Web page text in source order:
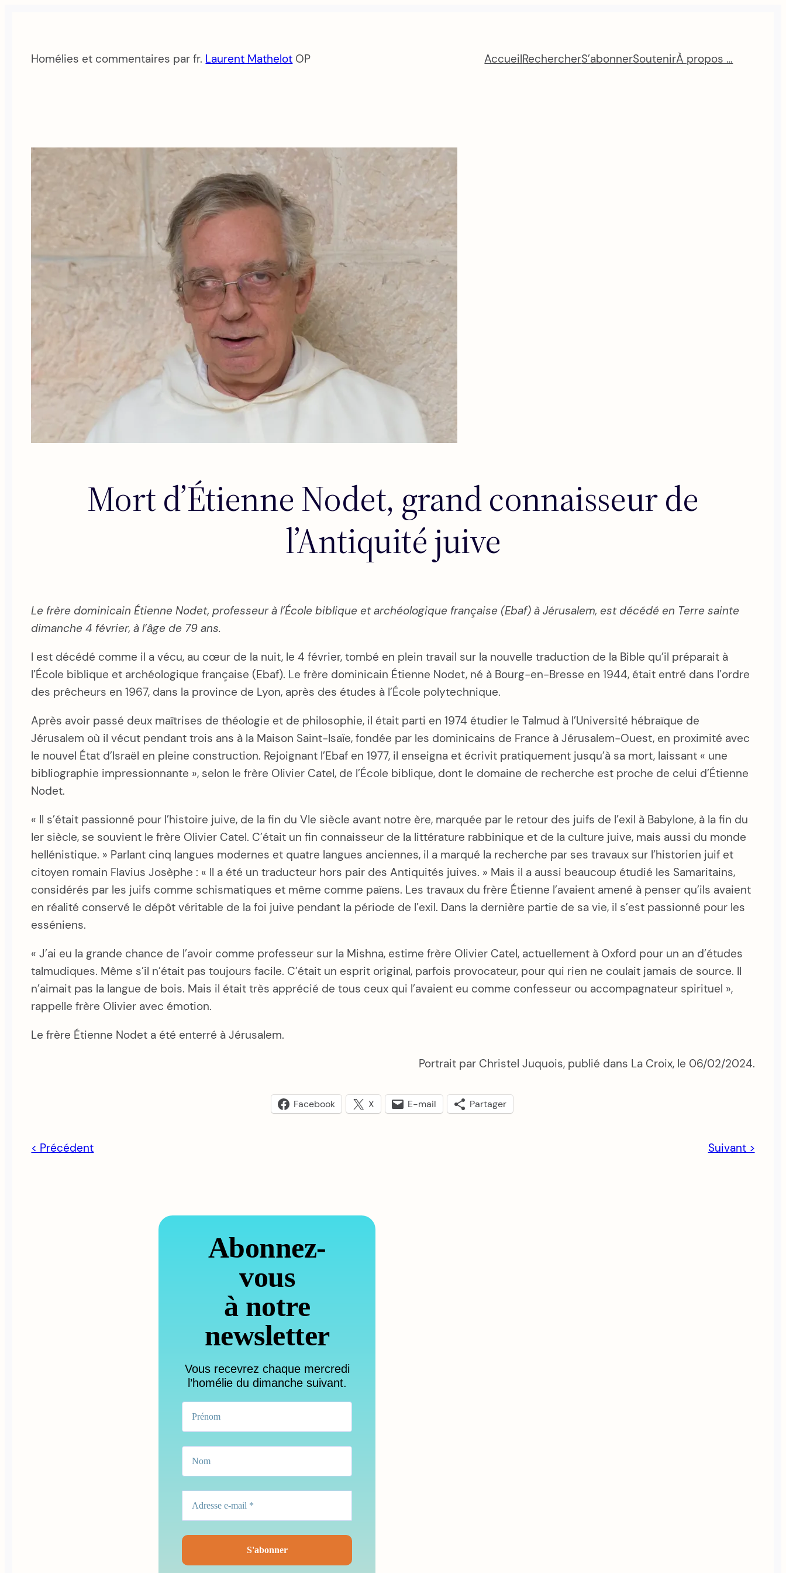
contenu
Homélies et commentaires par fr. Laurent Mathelot OP AccueilRechercherS’abonnerSoutenirÀ propos …
Mort d’Étienne Nodet, grand connaisseur de
l’Antiquité juive
Le frère dominicain Étienne Nodet, professeur à l’École biblique et archéologique française (Ebaf) à Jérusalem, est décédé en Terre sainte
dimanche 4 février, à l’âge de 79 ans.
l est décédé comme il a vécu, au cœur de la nuit, le 4 février, tombé en plein travail sur la nouvelle traduction de la Bible qu’il préparait à
l’École biblique et archéologique française (Ebaf). Le frère dominicain Étienne Nodet, né à Bourg-en-Bresse en 1944, était entré dans l’ordre
des prêcheurs en 1967, dans la province de Lyon, après des études à l’École polytechnique.
Après avoir passé deux maîtrises de théologie et de philosophie, il était parti en 1974 étudier le Talmud à l’Université hébraïque de
Jérusalem où il vécut pendant trois ans à la Maison Saint-Isaïe, fondée par les dominicains de France à Jérusalem-Ouest, en proximité avec
le nouvel État d’Israël en pleine construction. Rejoignant l’Ebaf en 1977, il enseigna et écrivit pratiquement jusqu’à sa mort, laissant « une
bibliographie impressionnante », selon le frère Olivier Catel, de l’École biblique, dont le domaine de recherche est proche de celui d’Étienne
Nodet.
« Il s’était passionné pour l’histoire juive, de la fin du VIe siècle avant notre ère, marquée par le retour des juifs de l’exil à Babylone, à la fin du
Ier siècle, se souvient le frère Olivier Catel. C’était un fin connaisseur de la littérature rabbinique et de la culture juive, mais aussi du monde
hellénistique. » Parlant cinq langues modernes et quatre langues anciennes, il a marqué la recherche par ses travaux sur l’historien juif et
citoyen romain Flavius Josèphe : « Il a été un traducteur hors pair des Antiquités juives. » Mais il a aussi beaucoup étudié les Samaritains,
considérés par les juifs comme schismatiques et même comme païens. Les travaux du frère Étienne l’avaient amené à penser qu’ils avaient
en réalité conservé le dépôt véritable de la foi juive pendant la période de l’exil. Dans la dernière partie de sa vie, il s’est passionné pour les
esséniens.
« J’ai eu la grande chance de l’avoir comme professeur sur la Mishna, estime frère Olivier Catel, actuellement à Oxford pour un an d’études
talmudiques. Même s’il n’était pas toujours facile. C’était un esprit original, parfois provocateur, pour qui rien ne coulait jamais de source. Il
n’aimait pas la langue de bois. Mais il était très apprécié de tous ceux qui l’avaient eu comme confesseur ou accompagnateur spirituel »,
rappelle frère Olivier avec émotion.
Le frère Étienne Nodet a été enterré à Jérusalem.
Portrait par Christel Juquois, publié dans La Croix, le 06/02/2024.
Facebook X E-mail Partager
< Précédent Suivant >
Abonnez-
vous
à notre
newsletter
Vous recevrez chaque mercredi
l’homélie du dimanche suivant.